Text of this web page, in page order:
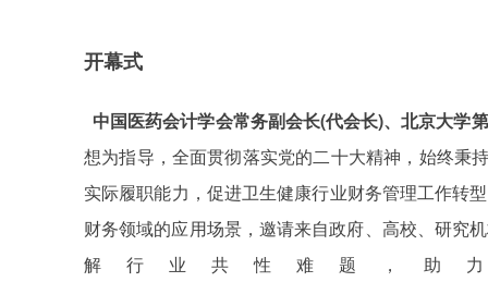
开幕式
中国医药会计学会常务副会长(代会长)、北京大学
想为指导，全面贯彻落实党的二十大精神，始终秉
实际履职能力，促进卫生健康行业财务管理工作转
财务领域的应用场景，邀请来自政府、高校、研究
解行业共性难题，助